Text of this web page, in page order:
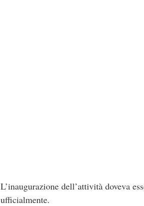
L’inaugurazione dell’attività doveva
ufficialmente.